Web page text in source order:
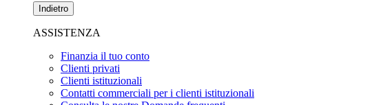
Indietro
ASSISTENZA
Finanzia il tuo conto
Clienti privati
Clienti istituzionali
Contatti commerciali per i clienti istituzionali